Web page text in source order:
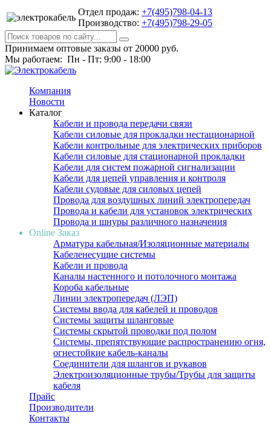
Отдел продаж: +7(495)798-04-13
Производство: +7(495)798-29-05
Принимаем оптовые заказы от 20000 руб.
Мы работаем: Пн - Пт: 9:00 - 18:00
Компания
Новости
Каталог
Кабели и провода передачи связи
Кабели силовые для прокладки нестационарной
Кабели контрольные для электрических приборов
Кабели силовые для стационарной прокладки
Кабели для систем пожарной сигнализации
Кабели для цепей управления и контроля
Кабели судовые для силовых цепей
Провода для воздушных линий электропередач
Провода и кабели для установок электрических
Провода и шнуры различного назначения
Online Заказ
Арматура кабельная/Изоляционные материалы
Кабеленесущие системы
Кабели и провода
Каналы настенного и потолочного монтажа
Короба кабельные
Линии электропередач (ЛЭП)
Системы ввода для кабелей и проводов
Системы защиты шланговые
Системы скрытой проводки под полом
Системы, препятствующие распространению огня,
огнестойкие кабель-каналы
Соединители для шлангов и рукавов
Электроизоляционные трубы/Трубы для защиты
кабеля
Прайс
Производители
Контакты